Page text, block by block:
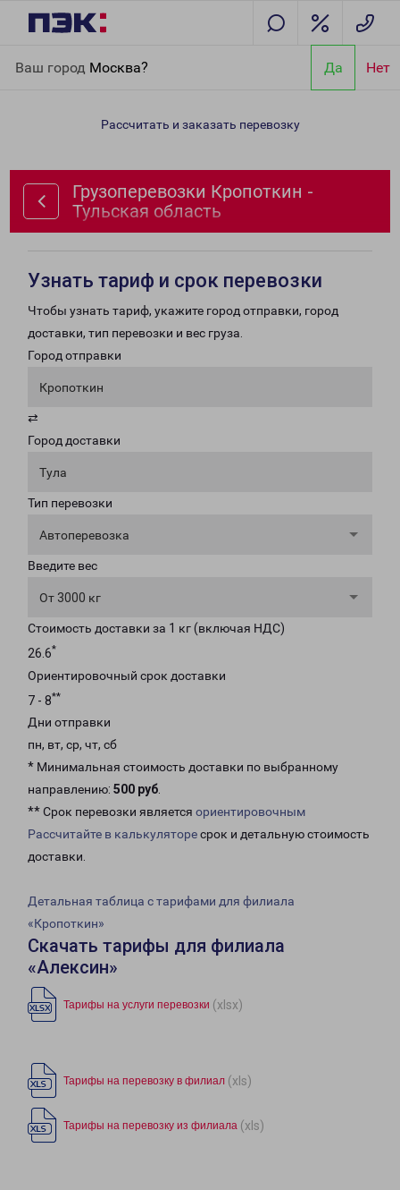
Ваш город Москва? Да Нет
область
Рассчитать и заказать перевозку
Грузоперевозки Кропоткин -
Тульская область
Узнать тариф и срок перевозки
Чтобы узнать тариф, укажите город отправки, город
доставки, тип перевозки и вес груза.
Город отправки
Кропоткин
⇄
Город доставки
Тула
Тип перевозки
Автоперевозка
Введите вес
От 3000 кг
Стоимость доставки за 1 кг (включая НДС)
26.6*
Ориентировочный срок доставки
7 - 8**
Дни отправки
пн, вт, ср, чт, сб
* Минимальная стоимость доставки по выбранному
направлению: 500 руб.
** Срок перевозки является ориентировочным
Рассчитайте в калькуляторесрок и детальную стоимость
доставки.
Детальная таблица с тарифами для филиала
«Кропоткин»
Скачать тарифы для филиала
«Алексин»
Тарифы на услуги перевозки (xlsx)
Тарифы на перевозку в филиал (xls)
Тарифы на перевозку из филиала (xls)